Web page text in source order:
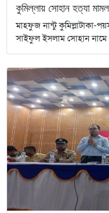
কুমিল্লায় সোহান হত্যা
মাহফুজ নান্টু কুমিল্লাটাকা-
সাইফুল ইসলাম সোহান